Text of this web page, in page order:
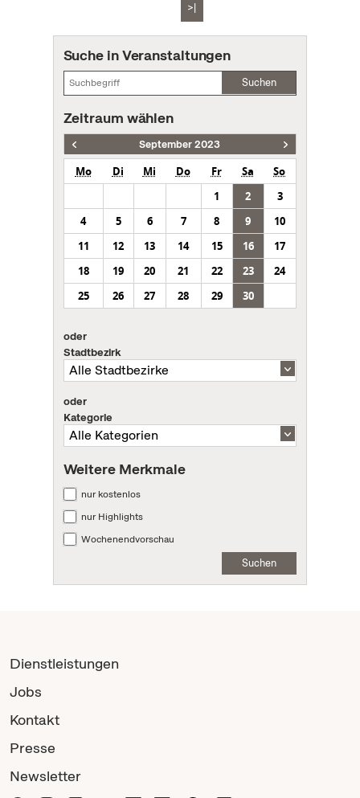
>|
Suche in Veranstaltungen
Suchen
Zeitraum wählen
September 2023
Mo Di Mi Do Fr Sa
So
1
2
3
4
5 6 7 8 9
10
11
12 13 14 15 16
17
18
19 20 21 22 23
24
25
26 27 28 29 30
oder
Stadtbezirk
oder
Kategorie
Weitere Merkmale
nur kostenlos
nur Highlights
Wochenendvorschau
Suchen
Dienstleistungen
Jobs
Kontakt
Presse
Newsletter